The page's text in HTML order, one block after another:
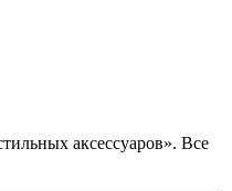
аксессуаров». Все